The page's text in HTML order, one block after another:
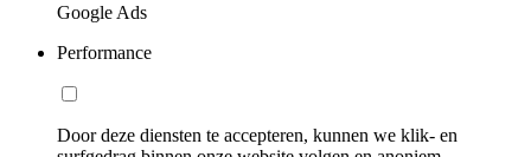
Google Ads
Performance
Door deze diensten te accepteren, kunnen we klik- en